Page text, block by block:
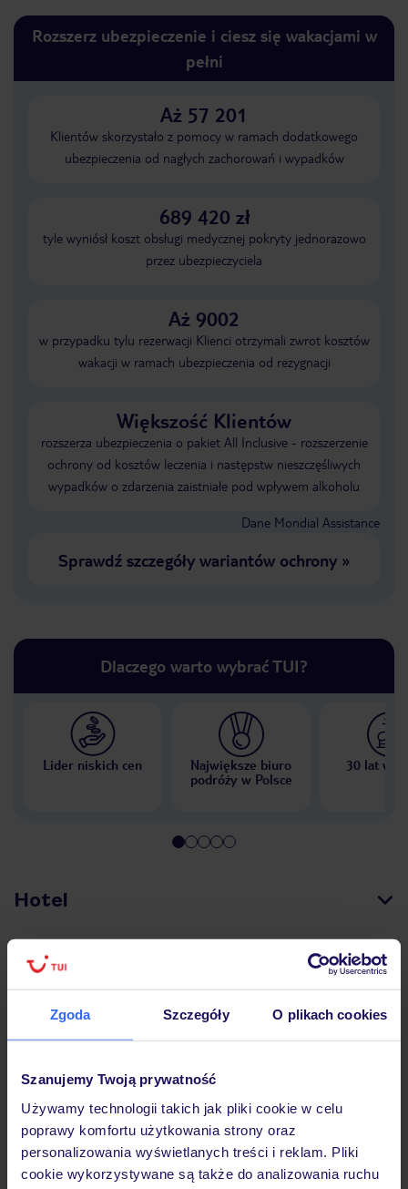
Zgoda Szczegóły O plikach cookies
Szanujemy Twoją prywatność
Używamy technologii takich jak pliki cookie w celu
poprawy komfortu użytkowania strony oraz
personalizowania wyświetlanych treści i reklam. Pliki
cookie wykorzystywane są także do analizowania ruchu
Rozszerz ubezpieczenie i ciesz się wakacjami w
pełni
Aż 57 201
Klientów skorzystało z pomocy w ramach dodatkowego
ubezpieczenia od nagłych zachorowań i wypadków
689 420 zł
tyle wyniósł koszt obsługi medycznej pokryty jednorazowo
przez ubezpieczyciela
Aż 9002
w przypadku tylu rezerwacji Klienci otrzymali zwrot kosztów
wakacji w ramach ubezpieczenia od rezygnacji
Większość Klientów
rozszerza ubezpieczenia o pakiet All Inclusive - rozszerzenie
ochrony od kosztów leczenia i następstw nieszczęśliwych
wypadków o zdarzenia zaistniałe pod wpływem alkoholu
Dane Mondial Assistance
Sprawdź szczegóły wariantów ochrony»
Dlaczego warto wybrać TUI?
Lider niskich cen
Największe biuro
podróży w Polsce
30 lat w
Hotel
Pokoje
Wyżywienie
Atrakcje
Ważne informacje